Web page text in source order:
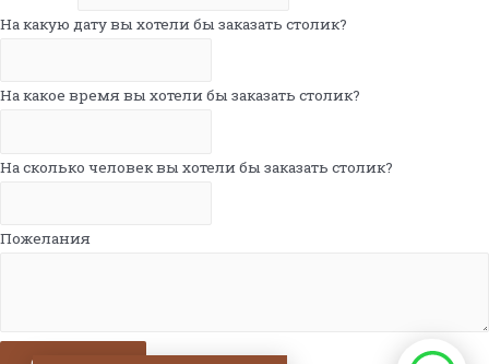
На какую дату вы хотели бы заказать столик?
На какое время вы хотели бы заказать столик?
На сколько человек вы хотели бы заказать столик?
Пожелания